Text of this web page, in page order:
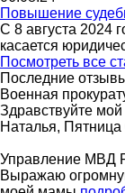
Повышение
С 8 августа 2024
касается
Посмотреть все
Последние
Военная
Здравствуйте
Наталья,
Управление МВД
Выражаю